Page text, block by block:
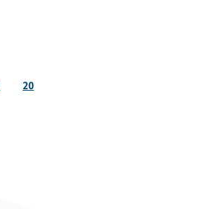
Seite
20